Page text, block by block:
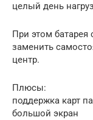
целый день
При этом
заменить
центр.
Плюсы:
поддержка карт
большой экран